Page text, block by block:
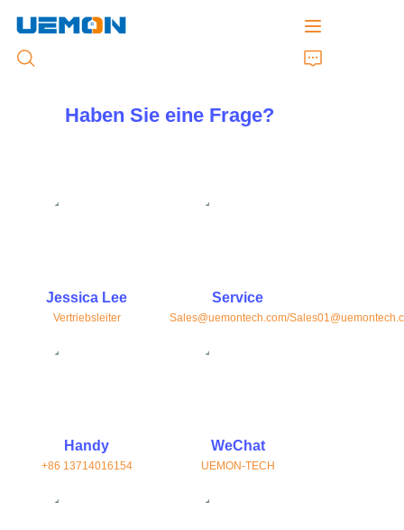
Haben Sie eine Frage?
Jessica Lee
Vertriebsleiter
Service
Sales@uemontech.com/
Handy
+86 13714016154
WeChat
UEMON-TECH
Unterstützung